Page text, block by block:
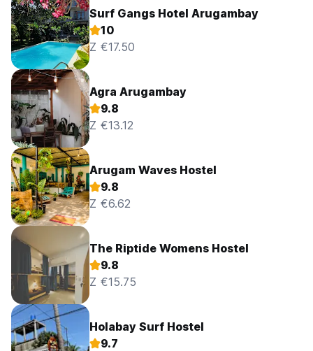
Surf Gangs Hotel Arugambay
10
Z €17.50
Agra Arugambay
9.8
Z €13.12
Arugam Waves Hostel
9.8
Z €6.62
The Riptide Womens Hostel
9.8
Z €15.75
Holabay Surf Hostel
9.7